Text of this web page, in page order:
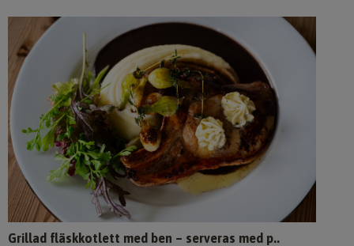
Grillad fläskkotlett med ben – serveras med p..